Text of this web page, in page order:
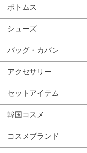
ボトムス
シューズ
バッグ・カバン
アクセサリー
セットアイテム
韓国コスメ
コスメブランド